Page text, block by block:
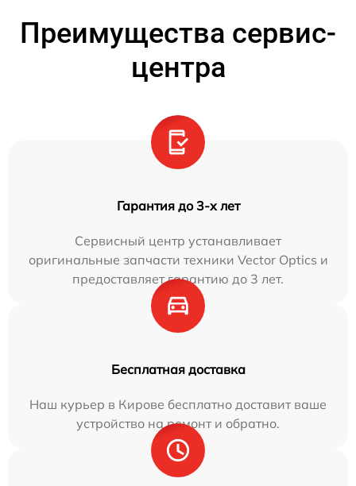
Преимущества сервис-
центра
Гарантия до 3-х лет
Сервисный центр устанавливает
оригинальные запчасти техники Vector Optics и
предоставляет гарантию до 3 лет.
Бесплатная доставка
Наш курьер в Кирове бесплатно доставит ваше
устройство на ремонт и обратно.